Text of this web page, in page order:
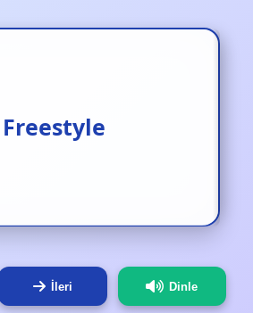
Freestyle
Serbest stil
İleri Dinle